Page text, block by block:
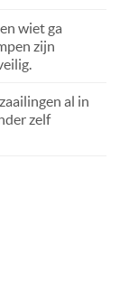
wiet ga
zijn
al in
zelf